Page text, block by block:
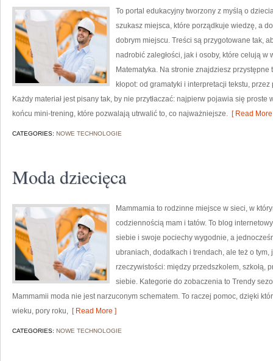
To portal edukacyjny tworzony z myślą o
szukasz miejsca, które porządkuje wiedzę, a
dobrym miejscu. Treści są przygotowane tak,
nadrobić zaległości, jak i osoby, które celują w
Matematyka. Na stronie znajdziesz
kłopot: od gramatyki i interpretacji tekstu,
Każdy materiał jest pisany tak, by nie przytłaczać: najpierw pojawia się
końcu mini-trening, które pozwalają utrwalić to, co najważniejsze. [ Read
CATEGORIES: NOWE TECHNOLOGIE
Moda dziecięca
Mammamia to rodzinne miejsce w sieci, w
codziennością mam i tatów. To blog
siebie i swoje pociechy wygodnie, a
ubraniach, dodatkach i trendach, ale też o
rzeczywistości: między przedszkolem, szkołą,
siebie. Kategorie do zobaczenia to Trendy
Mammamii moda nie jest narzuconym schematem. To raczej pomoc, dzięki
wieku, pory roku, [ Read More ]
CATEGORIES: NOWE TECHNOLOGIE